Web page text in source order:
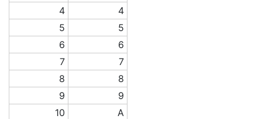
4
4
5
5
6
6
7
7
8
8
9
9
10
A